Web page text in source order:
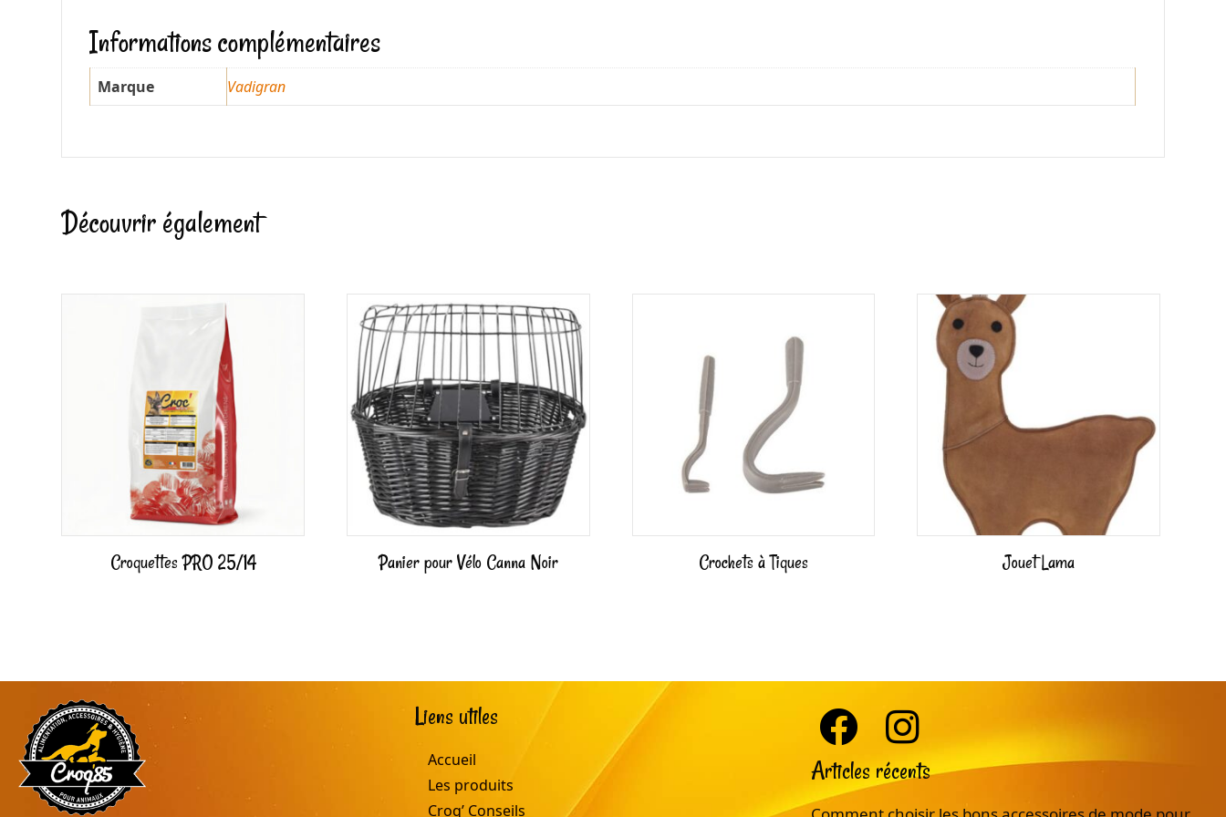
Informations complémentaires
Marque Vadigran
Découvrir également
Croquettes PRO 25/14 Panier pour Vélo Canna Noir Crochets à Tiques Jouet Lama
Liens utiles
Accueil
Les produits
Croq’ Conseils
Articles récents